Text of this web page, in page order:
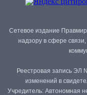
Сетевое издание
надзору в сфере
Реестровая запись ЭЛ
изменений в
Учредитель: Автономная